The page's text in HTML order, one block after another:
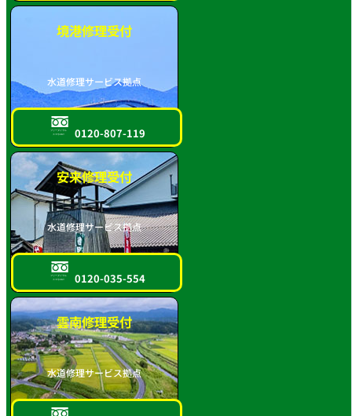
境港修理受付
水道修理サービス拠点
フリーダイヤル
スマホOK!! 0120-807-119
安来修理受付
水道修理サービス拠点
フリーダイヤル
スマホOK!! 0120-035-554
雲南修理受付
水道修理サービス拠点